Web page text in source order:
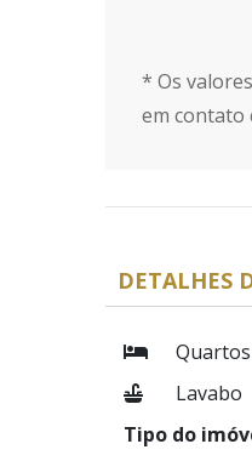
* Os
em contato
DETALHES
Quartos
Lavabo
Tipo do